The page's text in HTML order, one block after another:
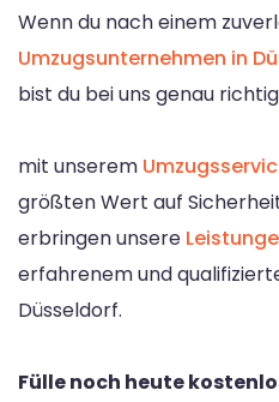
Wenn du nach einem
Umzugsunternehmen in
bist du bei uns genau
mit unserem
größten Wert auf
erbringen unsere
erfahrenem und
Düsseldorf.
Fülle noch heute